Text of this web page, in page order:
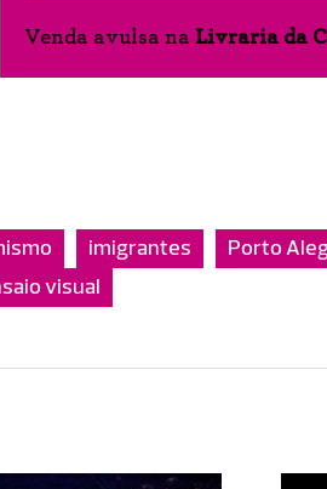
Venda avulsa na Livraria da
imigrantes Porto
visual